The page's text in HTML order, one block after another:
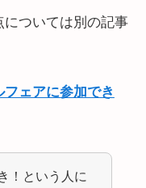
ついては別の記事
ェアに参加でき
！という人に